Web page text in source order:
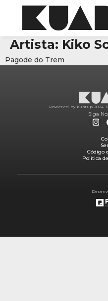
Artista: Kiko
Pagode do Trem
Powered by Kuarup 2024.
Siga
Código
Política